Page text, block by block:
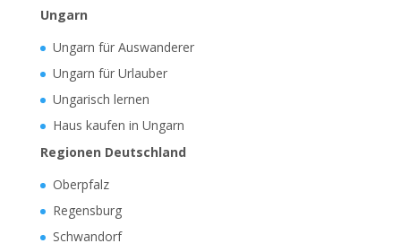
Ungarn
Ungarn für Auswanderer
Ungarn für Urlauber
Ungarisch lernen
Haus kaufen in Ungarn
Regionen Deutschland
Oberpfalz
Regensburg
Schwandorf